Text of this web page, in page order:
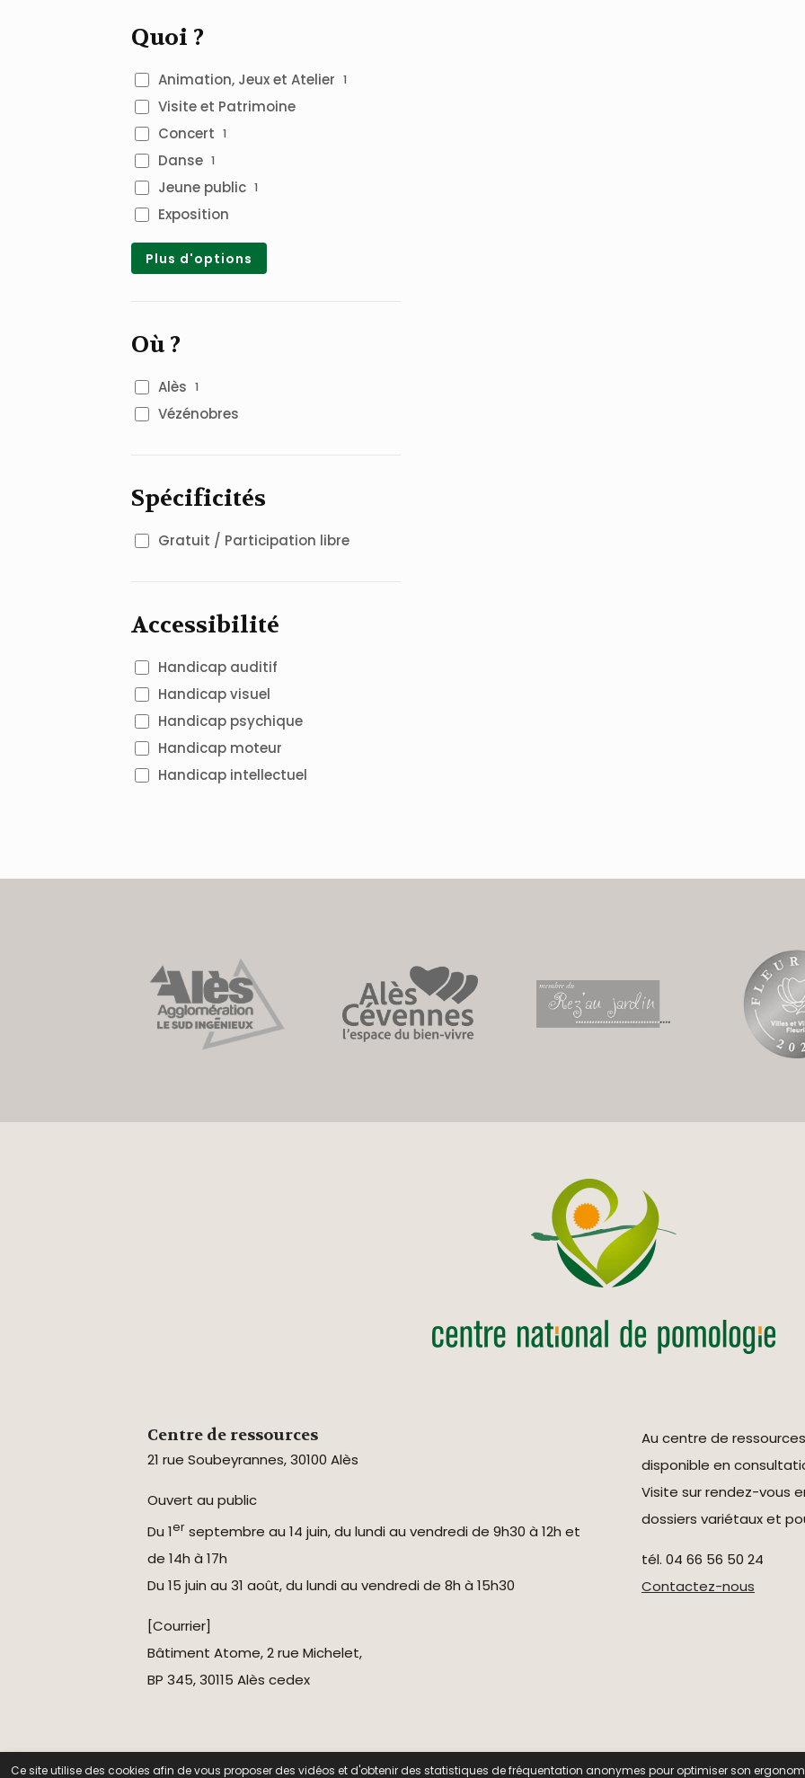
Ce site utilise des cookies afin de vous proposer des vidéos et d'obtenir des statistiques de fréquentation anonymes pour optimiser son
Quoi ?
Animation, Jeux et Atelier 1
Visite et Patrimoine
Concert 1
Danse 1
Jeune public 1
Exposition
Plus d'options
Où ?
Alès 1
Vézénobres
Spécificités
Gratuit / Participation libre
Accessibilité
Handicap auditif
Handicap visuel
Handicap psychique
Handicap moteur
Handicap intellectuel
Centre de ressources
21 rue Soubeyrannes, 30100 Alès
Ouvert au public
Du 1er septembre au 14 juin, du lundi au vendredi de 9h30 à 12h et
de 14h à 17h
Du 15 juin au 31 août, du lundi au vendredi de 8h à 15h30
[Courrier]
Bâtiment Atome, 2 rue Michelet,
BP 345, 30115 Alès cedex
Au centre de
disponible en
Visite sur rendez-vous
dossiers variétaux et
tél. 04 66 56 50 24
Contactez-nous
© 2026 Centre National de Pomologie - Données personnelles-Mentions légales-